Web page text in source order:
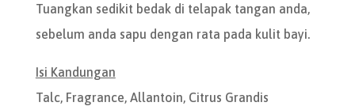
Tuangkan sedikit bedak di telapak tangan anda,
sebelum anda sapu dengan rata pada kulit bayi.
Isi Kandungan
Talc, Fragrance, Allantoin, Citrus Grandis